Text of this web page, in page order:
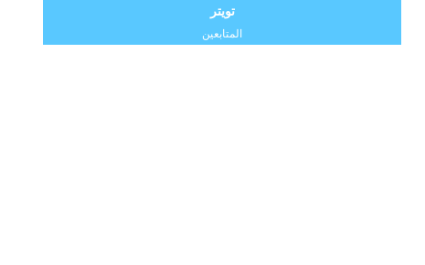
تويتر
المتابعين